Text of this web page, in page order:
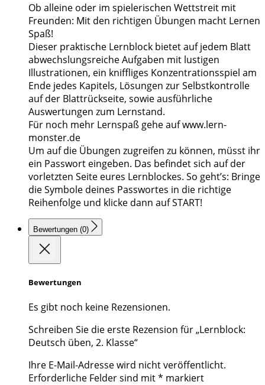
Ob alleine oder im spielerischen Wettstreit mit
Freunden: Mit den richtigen Übungen macht Lernen
Spaß!
Dieser praktische Lernblock bietet auf jedem Blatt
abwechslungsreiche Aufgaben mit lustigen
Illustrationen, ein kniffliges Konzentrationsspiel am
Ende jedes Kapitels, Lösungen zur Selbstkontrolle
auf der Blattrückseite, sowie ausführliche
Auswertungen zum Lernstand.
Für noch mehr Lernspaß gehe auf www.lern-
monster.de
Um auf die Übungen zugreifen zu können, müsst ihr
ein Passwort eingeben. Das befindet sich auf der
vorletzten Seite eures Lernblockes. So geht’s: Bringe
die Symbole deines Passwortes in die richtige
Reihenfolge und klicke dann auf START!
Bewertungen (0)
Bewertungen
Es gibt noch keine Rezensionen.
Schreiben Sie die erste Rezension für „Lernblock:
Deutsch üben, 2. Klasse“
Ihre E-Mail-Adresse wird nicht veröffentlicht.
Erforderliche Felder sind mit* markiert